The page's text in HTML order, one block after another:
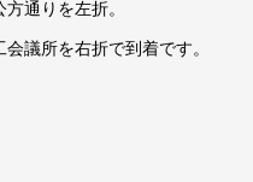
通りを左折。
議所を右折で到着です。